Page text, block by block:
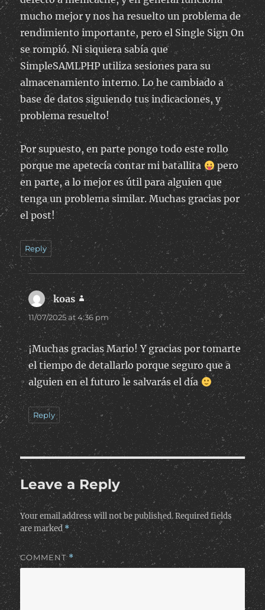
mucho mejor y nos ha resuelto un problema de
rendimiento importante, pero el Single Sign On
se rompió. Ni siquiera sabía que
SimpleSAMLPHP utiliza sesiones para su
almacenamiento interno. Lo he cambiado a
base de datos siguiendo tus indicaciones, y
problema resuelto!
Por supuesto, en parte pongo todo este rollo
porque me apetecía contar mi batallita
pero
en parte, a lo mejor es útil para alguien que
tenga un problema similar. Muchas gracias por
el post!
Reply
koas says:
11/07/2025 at 4:36 pm
¡Muchas gracias Mario! Y gracias por tomarte
el tiempo de detallarlo porque seguro que a
alguien en el futuro le salvarás el día
Reply
Leave a Reply
Your email address will not be published.Required fields
are marked *
COMMENT*